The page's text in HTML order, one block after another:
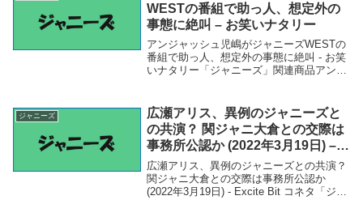
WESTの番組で助っ人、想定外の
事態に絶叫 – お笑いナタリー
アンジャッシュ児嶋がジャニーズWESTの
番組で助っ人、想定外の事態に絶叫 - お笑
いナタリー「ジャニーズ」関連商品アンジ
リー アンジャッシュ児嶋がジャニーズW...
ジャニーズ
広瀬アリス、異例のジャニーズと
の共演？ 関ジャニ大倉との交際は
事務所公認か (2022年3月19日) –
Excite Bit コネタ
広瀬アリス、異例のジャニーズとの共演？
関ジャニ大倉との交際は事務所公認か
(2022年3月19日) - Excite Bit コネタ「ジャ